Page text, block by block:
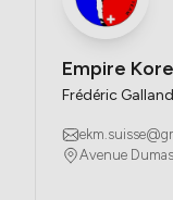
Empire
Frédéric Galland
Avenue